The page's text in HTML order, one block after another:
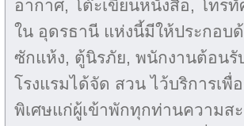
อากาศ, โต๊ะเขียนหนังสือ, โทร
ใน อุดรธานี แห่งนี้มีให้ประกอบ
ซักแห้ง, ตู้นิรภัย, พนักงานต้อน
โรงแรมได้จัด สวน ไว้บริการเพื่
พิเศษแก่ผู้เข้าพักทุกท่านความส